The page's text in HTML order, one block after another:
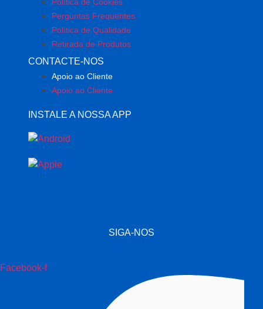
Perguntas Frequentes
Política de Qualidade
Retirada de Produtos
CONTACTE-NOS
Apoio ao Cliente
Apoio ao Cliente
INSTALE A NOSSA APP
SIGA-NOS
Facebook-f